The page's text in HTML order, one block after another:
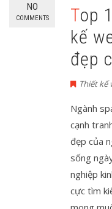
NO
COMMENTS
Top 10 công ty thiết
kế
đẹp
Thiết kế
Ngành
cạnh
đẹp của
sống
nghiệp
cực tìm